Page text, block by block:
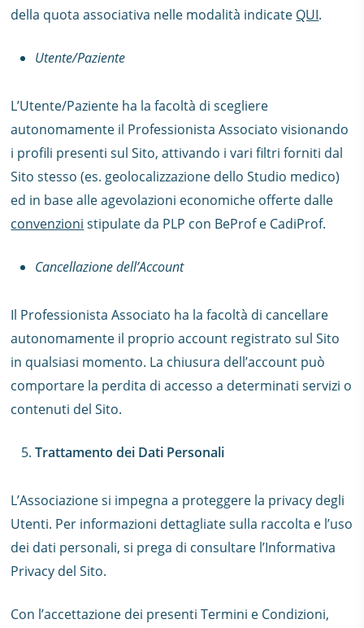
della quota associativa nelle modalità indicate QUI.
Utente/Paziente
L’Utente/Paziente ha la facoltà di scegliere
autonomamente il Professionista Associato visionando
i profili presenti sul Sito, attivando i vari filtri forniti dal
Sito stesso (es. geolocalizzazione dello Studio medico)
ed in base alle agevolazioni economiche offerte dalle
convenzioni stipulate da PLP con BeProf e CadiProf.
Cancellazione dell’Account
Il Professionista Associato ha la facoltà di cancellare
autonomamente il proprio account registrato sul Sito
in qualsiasi momento. La chiusura dell’account può
comportare la perdita di accesso a determinati servizi o
contenuti del Sito.
Trattamento dei Dati Personali
L’Associazione si impegna a proteggere la privacy degli
Utenti. Per informazioni dettagliate sulla raccolta e l’uso
dei dati personali, si prega di consultare l’Informativa
Privacy del Sito.
Con l’accettazione dei presenti Termini e Condizioni,